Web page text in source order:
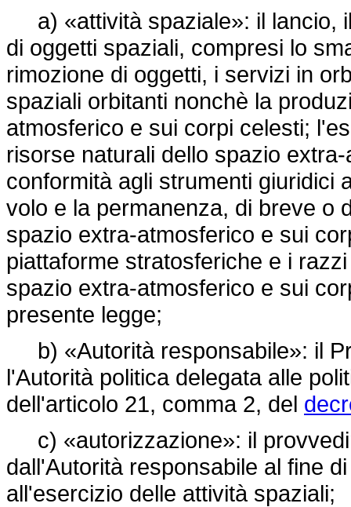
a) «attività spaziale»: il lancio,
di oggetti spaziali, compresi lo
rimozione di oggetti, i servizi in
spaziali orbitanti nonchè la
atmosferico e sui corpi celesti;
risorse naturali dello spazio
conformità agli strumenti giuridici
volo e la permanenza, di breve o
spazio extra-atmosferico e sui
piattaforme stratosferiche e i
spazio extra-atmosferico e sui
presente legge;
b) «Autorità responsabile»: il
l'Autorità politica delegata alle
dell'articolo 21, comma 2, del
c) «autorizzazione»: il
dall'Autorità responsabile al fine
all'esercizio delle attività spaziali;